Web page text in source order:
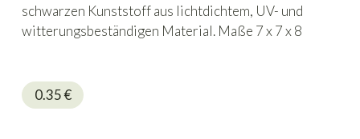
schwarzen Kunststoff aus lichtdichtem, UV- und
witterungsbeständigen Material. Maße 7 x 7 x 8
0.35€